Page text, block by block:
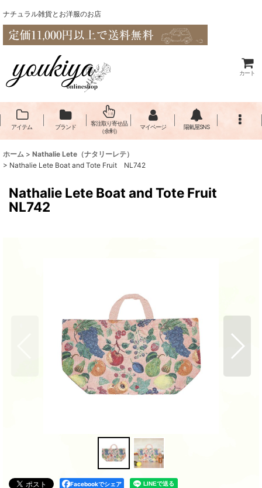
ナチュラル雑貨とお洋服のお店
カート
アイテム ブランド
客注取り寄せ品
（余剰）
マイページ 陽氣屋SNS
ホーム > Nathalie Lete（​ナタリーレテ）
> Nathalie Lete Boat and Tote Fruit NL742
Nathalie Lete Boat and Tote Fruit
NL742
Facebookでシェア